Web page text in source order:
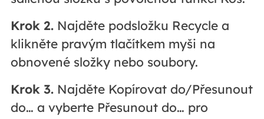
Krok 2.Najděte podsložku Recycle a
klikněte pravým tlačítkem myši na
obnovené složky nebo soubory.
Krok 3.Najděte Kopírovat do/Přesunout
do… a vyberte Přesunout do… pro